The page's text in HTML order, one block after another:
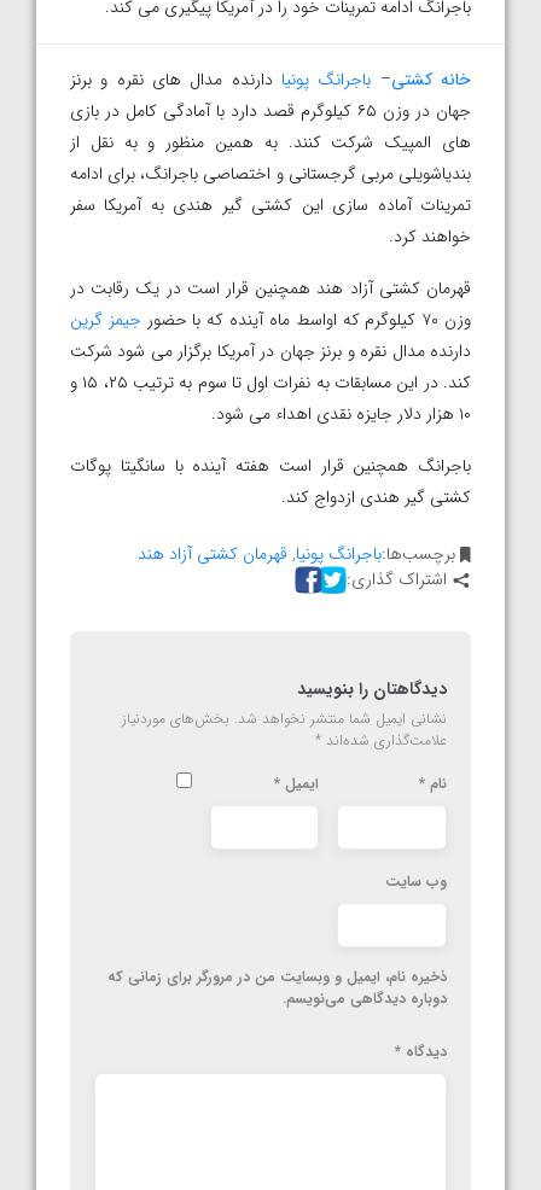
باجرانگ ادامه تمرینات خود را در آمریکا پیگیری می کند.
خانه کشتی– باجرانگ پونیا دارنده مدال های نقره و برنز
جهان در وزن ۶۵ کیلوگرم قصد دارد با آمادگی کامل در بازی
های المپیک شرکت کنند. به همین منظور و به نقل از
بندیاشویلی مربی گرجستانی و اختصاصی باجرانگ، برای ادامه
تمرینات آماده سازی این کشتی گیر هندی به آمریکا سفر
خواهند کرد.
قهرمان کشتی آزاد هند همچنین قرار است در یک رقابت در
وزن ۷۰ کیلوگرم که اواسط ماه آینده که با حضور
جیمز گرین
دارنده مدال نقره و برنز جهان در آمریکا برگزار می شود شرکت
کند. در این مسابقات به نفرات اول تا سوم به ترتیب ۲۵، ۱۵ و
۱۰ هزار دلار جایزه نقدی اهداء می شود.
باجرانگ همچنین قرار است هفته آینده با سانگیتا پوگات
کشتی گیر هندی ازدواج کند.
برچسب‌ها:باجرانگ پونیا, قهرمان کشتی آزاد هند
اشتراک گذاری:
دیدگاهتان را بنویسید
نشانی ایمیل شما منتشر نخواهد شد. بخش‌های موردنیاز
علامت‌گذاری شده‌اند *
نام * ایمیل *
وب‌ سایت
ذخیره نام، ایمیل و وبسایت من در مرورگر برای زمانی که
دوباره دیدگاهی می‌نویسم.
دیدگاه *